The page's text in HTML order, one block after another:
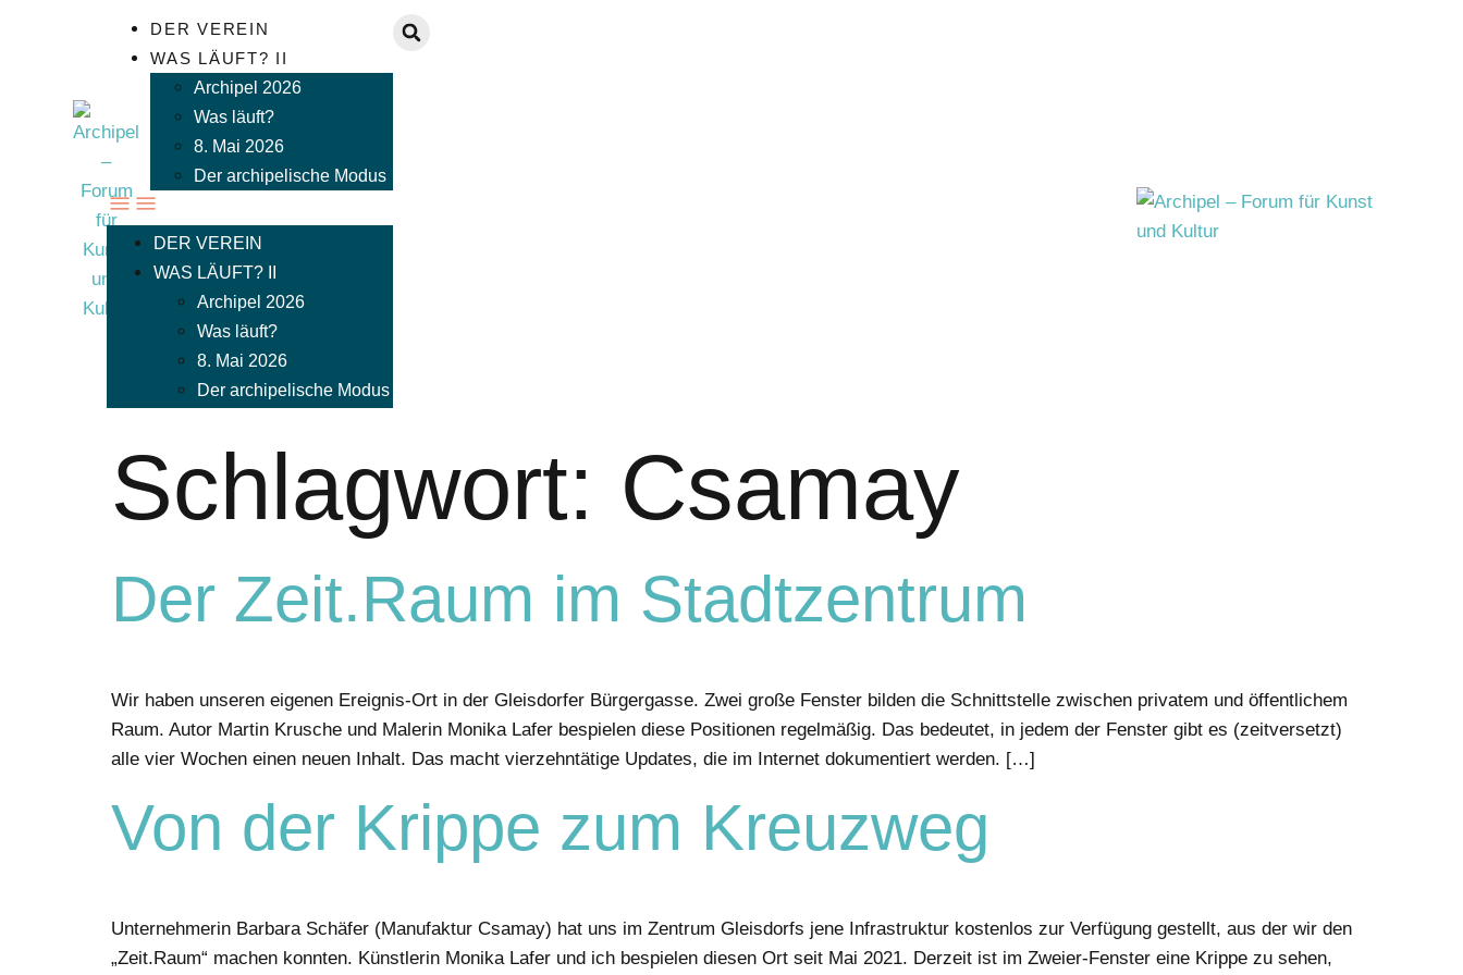
DER VEREIN
WAS LÄUFT? II
Archipel 2026
Was läuft?
8. Mai 2026
Der archipelische Modus
DER VEREIN
WAS LÄUFT? II
Archipel 2026
Was läuft?
8. Mai 2026
Der archipelische Modus
Schlagwort: Csamay
Der Zeit.Raum im Stadtzentrum
Wir haben unseren eigenen Ereignis-Ort in der Gleisdorfer Bürgergasse. Zwei große Fenster bilden die Schnittstelle zwischen privatem und öffentlichem
Raum. Autor Martin Krusche und Malerin Monika Lafer bespielen diese Positionen regelmäßig. Das bedeutet, in jedem der Fenster gibt es (zeitversetzt)
alle vier Wochen einen neuen Inhalt. Das macht vierzehntätige Updates, die im Internet dokumentiert werden. […]
Von der Krippe zum Kreuzweg
Unternehmerin Barbara Schäfer (Manufaktur Csamay) hat uns im Zentrum Gleisdorfs jene Infrastruktur kostenlos zur Verfügung gestellt, aus der wir den
„Zeit.Raum“ machen konnten. Künstlerin Monika Lafer und ich bespielen diesen Ort seit Mai 2021. Derzeit ist im Zweier-Fenster eine Krippe zu sehen,